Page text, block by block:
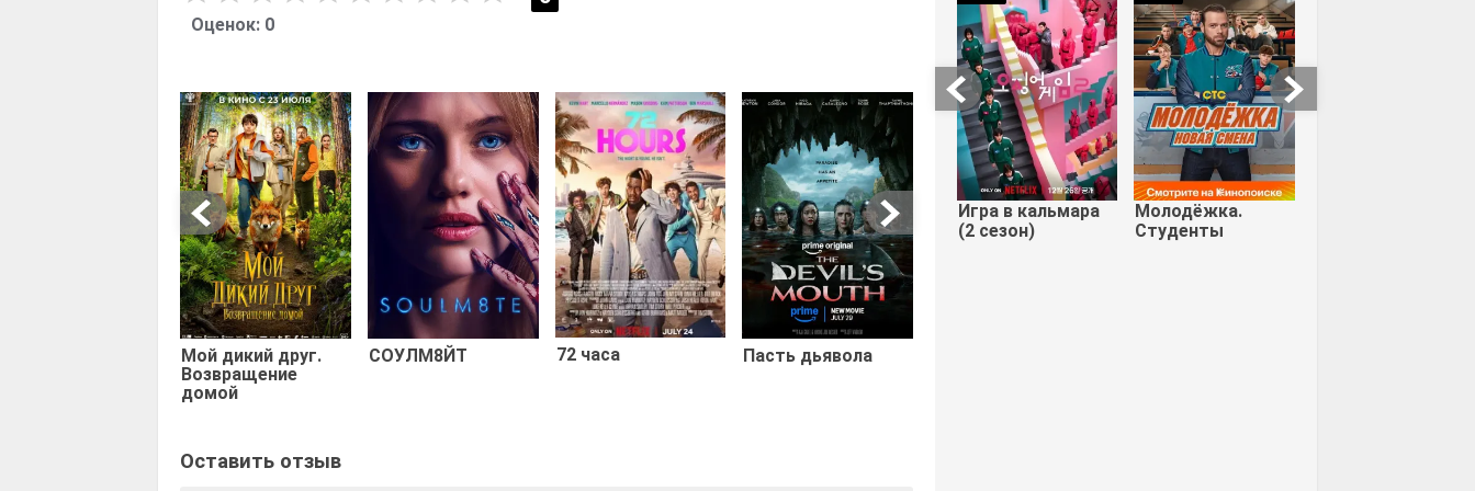
Оценок: 0
Мой дикий друг.
Возвращение
домой
СОУЛМ8ЙТ 72 часа Пасть дьявола
Алиса в Стране
чудес. Безумные
приключения
Коп-звезда
Оставить отзыв
Игра в кальмара
(2 сезон)
Молодёжка.
Студенты